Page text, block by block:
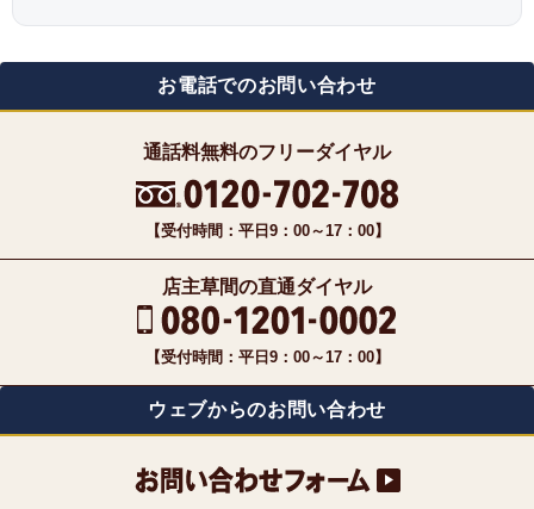
お電話でのお問い合わせ
通話料無料のフリーダイヤル
【受付時間：平日9：00～17：00】
店主草間の直通ダイヤル
【受付時間：平日9：00～17：00】
ウェブからのお問い合わせ